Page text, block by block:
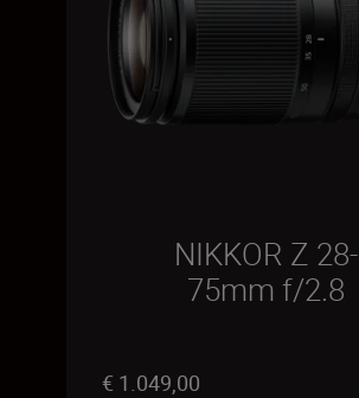
NIKKOR Z 28-
75mm f/2.8
€ 1.049,00